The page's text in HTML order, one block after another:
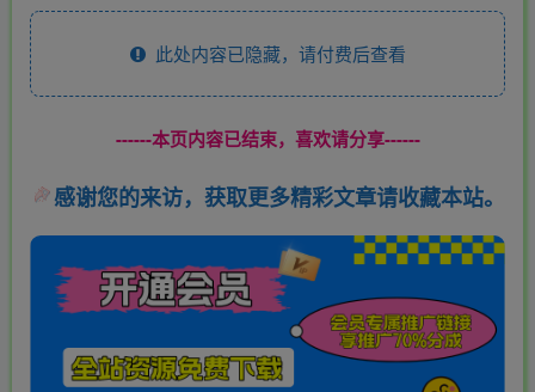
此处内容已隐藏，请付费后查看
------本页内容已结束，喜欢请分享------
感谢您的来访，获取更多精彩文章请收藏本站。